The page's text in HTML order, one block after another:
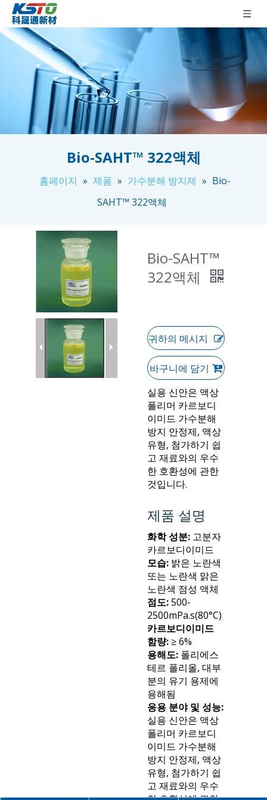
Bio-SAHT™ 322액체
홈페이지 » 제품 » 가수분해 방지제 » Bio-
SAHT™ 322액체
Bio-SAHT™
322액체
귀하의 메시지
바구니에 담기
실용 신안은 액상
폴리머 카르보디
이미드 가수분해
방지 안정제, 액상
유형, 첨가하기 쉽
고 재료와의 우수
한 호환성에 관한
것입니다.
제품 설명
화학 성분: 고분자
카르보디이미드
모습: 밝은 노란색
또는 노란색 맑은
노란색 점성 액체
점도:500-
2500mPa.s(80°C)
카르보디이미드
함량: ≥ 6%
용해도: 폴리에스
테르 폴리올, 대부
분의 유기 용제에
용해됨
응용 분야 및 성능:
실용 신안은 액상
폴리머 카르보디
이미드 가수분해
방지 안정제, 액상
유형, 첨가하기 쉽
고 재료와의 우수